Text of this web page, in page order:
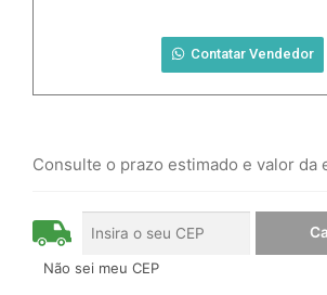
Contatar Vendedor
Consulte o prazo estimado e valor da
Não sei meu CEP